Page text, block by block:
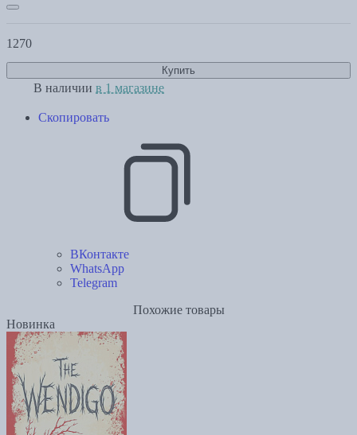
1270
Купить
В наличии в 1 магазине
Скопировать
ВКонтакте
WhatsApp
Telegram
Похожие товары
Новинка